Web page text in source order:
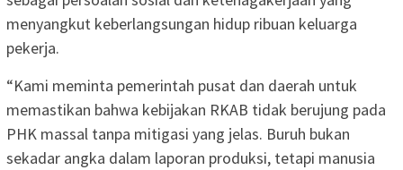
menyangkut keberlangsungan hidup ribuan keluarga
pekerja.
“Kami meminta pemerintah pusat dan daerah untuk
memastikan bahwa kebijakan RKAB tidak berujung pada
PHK massal tanpa mitigasi yang jelas. Buruh bukan
sekadar angka dalam laporan produksi, tetapi manusia